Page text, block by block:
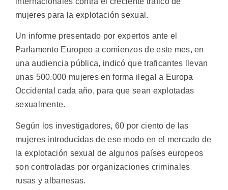
mujeres para la explotación sexual.
Un informe presentado por expertos ante el
Parlamento Europeo a comienzos de este mes, en
una audiencia pública, indicó que traficantes llevan
unas 500.000 mujeres en forma ilegal a Europa
Occidental cada año, para que sean explotadas
sexualmente.
Según los investigadores, 60 por ciento de las
mujeres introducidas de ese modo en el mercado de
la explotación sexual de algunos países europeos
son controladas por organizaciones criminales
rusas y albanesas.